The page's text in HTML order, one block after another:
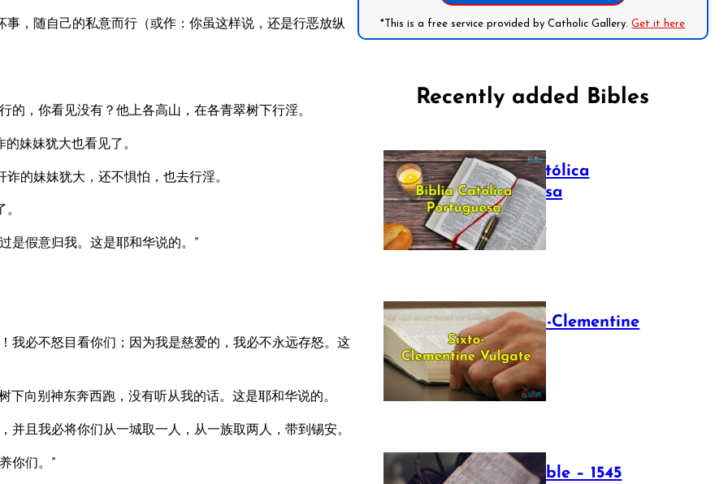
，随自己的私意而行（或作：你虽这样说，还是行恶放纵
，你看见没有？他上各高山，在各青翠树下行淫。
妹妹犹大也看见了。
的妹妹犹大，还不惧怕，也去行淫。
是假意归我。这是耶和华说的。”
必不怒目看你们；因为我是慈爱的，我必不永远存怒。这
向别神东奔西跑，没有听从我的话。这是耶和华说的。
且我必将你们从一城取一人，从一族取两人，带到锡安。
你们。”
*This is a free service provided by Catholic Gallery.Get it here
Recently added Bibles
Bíblia Católica
Portuguesa
July 16, 2025
The Sixto-Clementine
Vulgate
July 12, 2025
Luther Bible – 1545